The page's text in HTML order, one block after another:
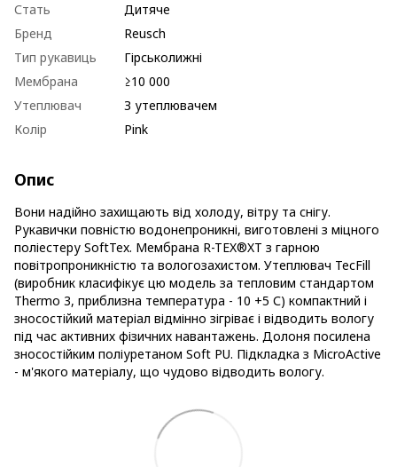
Стать
Дитяче
Бренд
Reusch
Тип рукавиць
Гірськолижні
Мембрана
≥10 000
Утеплювач
З утеплювачем
Колір
Pink
Опис
Вони надійно захищають від холоду, вітру та снігу.
Рукавички повністю водонепроникні, виготовлені з міцного
поліестеру SoftTex. Мембрана R-TEX®XT з гарною
повітропроникністю та вологозахистом. Утеплювач TecFill
(виробник класифікує цю модель за тепловим стандартом
Thermo 3, приблизна температура - 10 +5 С) компактний і
зносостійкий матеріал відмінно зігріває і відводить вологу
під час активних фізичних навантажень. Долоня посилена
зносостійким поліуретаном Soft PU. Підкладка з MicroActive
- м'якого матеріалу, що чудово відводить вологу.